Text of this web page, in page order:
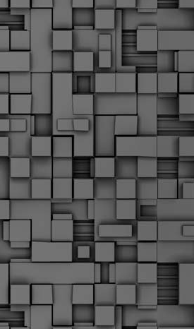
σε
ότι
το
να το
στο δήμο
σώμα η
Είχα την
των
στους